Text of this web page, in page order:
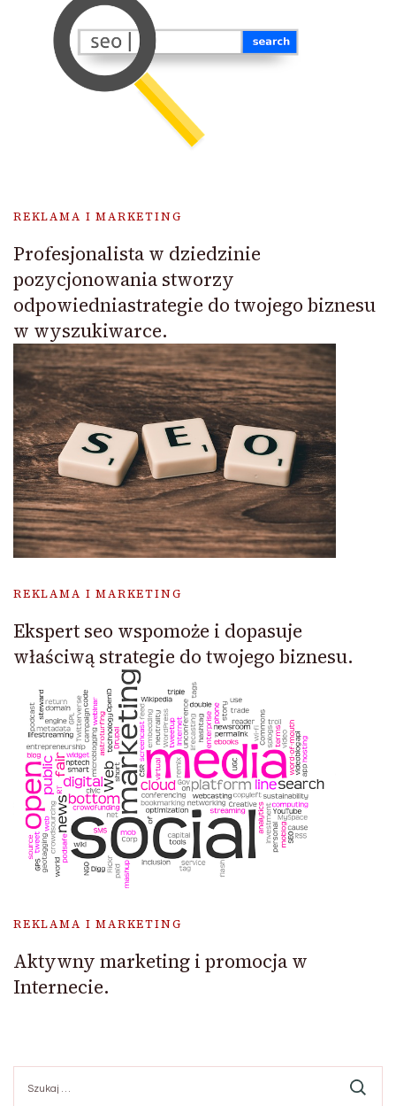
REKLAMA I MARKETING
Profesjonalista w dziedzinie
pozycjonowania stworzy
odpowiedniastrategie do twojego biznesu
w wyszukiwarce.
REKLAMA I MARKETING
Ekspert seo wspomoże i dopasuje
właściwą strategie do twojego biznesu.
REKLAMA I MARKETING
Aktywny marketing i promocja w
Internecie.